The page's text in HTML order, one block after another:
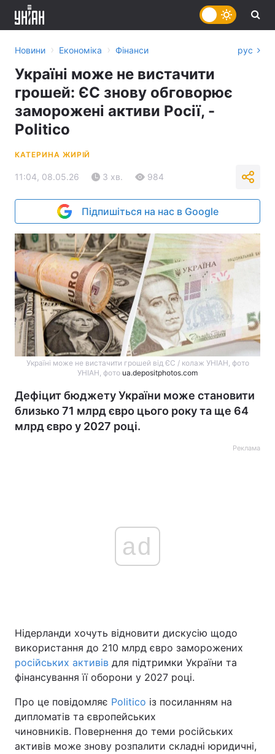
Україна Політика
Економіка Світ
Спорт Наука
Техно і зв'язок
Зброя Інциденти
Новини › Економіка › Фінанси рус
Україні може не вистачити
грошей: ЄС знову обговорює
заморожені активи Росії, -
Politico
КАТЕРИНА ЖИРІЙ
11:04, 08.05.26 3 хв. 984
Підпишіться на нас в Google
Україні може не вистачити грошей від ЄС / колаж УНІАН, фото
УНІАН, фото ua.depositphotos.com
Дефіцит бюджету України може становити
близько 71 млрд євро цього року та ще 64
млрд євро у 2027 році.
Реклама
ad
Нідерланди хочуть відновити дискусію щодо
використання до 210 млрд євро заморожених
російських активів для підтримки України та
фінансування її оборони у 2027 році.
Про це повідомляє Politico із посиланням на
дипломатів та європейських
чиновників. Повернення до теми російських
активів може знову розпалити складні юридичні,